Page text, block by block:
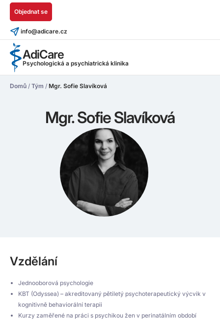
AdiCare
Psychologická a psychiatrická klinika
Objednat se
info@adicare.cz
Domů / Tým / Mgr. Sofie Slavíková
Mgr. Sofie Slavíková
Vzdělání
Jednooborová psychologie
KBT (Odyssea) – akreditovaný pětiletý psychoterapeutický výcvik v
kognitivně behaviorální terapii
Kurzy zaměřené na práci s psychikou žen v perinatálním období